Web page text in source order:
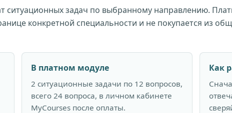
ситуационных задач по выбранному направлению.
конкретной специальности и не покупается из
В платном модуле
2 ситуационные задачи по 12 вопросов,
всего 24 вопроса, в личном кабинете
MyCourses после оплаты.
Как